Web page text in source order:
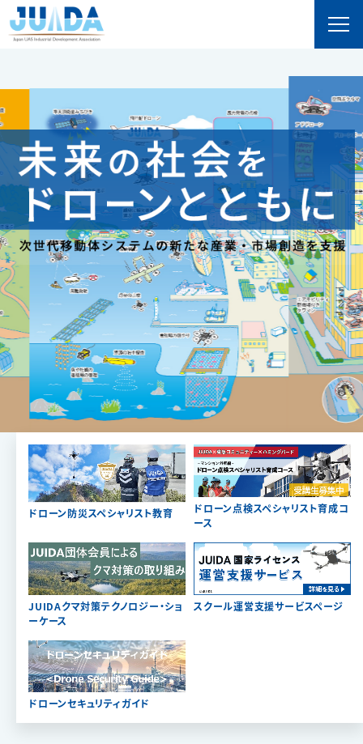
ドローン防災スペシャリスト教育
ドローン点検スペシャリスト育成コ
ース
JUIDAクマ対策テクノロジー・ショ
ーケース
スクール運営支援サービスページ
ドローンセキュリティガイド